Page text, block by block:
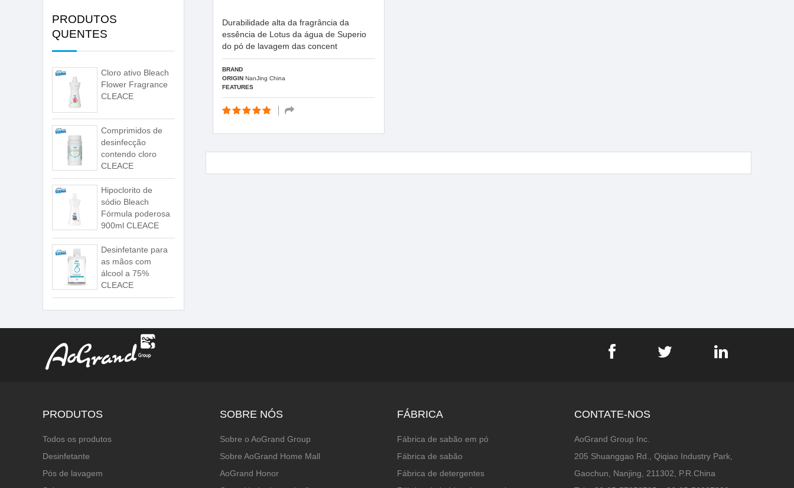
PRODUTOS
QUENTES
Cloro ativo Bleach
Flower Fragrance
CLEACE
Comprimidos de
desinfecção
contendo cloro
CLEACE
Hipoclorito de
sódio Bleach
Fórmula poderosa
900ml CLEACE
Desinfetante para
as mãos com
álcool a 75%
CLEACE
Durabilidade alta da fragrância da
essência de Lotus da água de Superio
do pó de lavagem das concent
BRAND
ORIGIN NanJing China
FEATURES
PRODUTOS
Todos os produtos
Desinfetante
Pós de lavagem
SOBRE NÓS
Sobre o AoGrand Group
Sobre AoGrand Home Mall
AoGrand Honor
FÁBRICA
Fábrica de sabão em pó
Fábrica de sabão
Fábrica de detergentes
CONTATE-NOS
AoGrand Group Inc.
205 Shuanggao Rd., Qiqiao Industry Park,
Gaochun, Nanjing, 211302, P.R.China